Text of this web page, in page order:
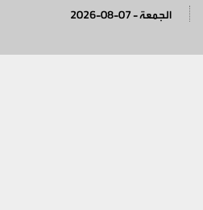
2026-08-07 - الجمعة